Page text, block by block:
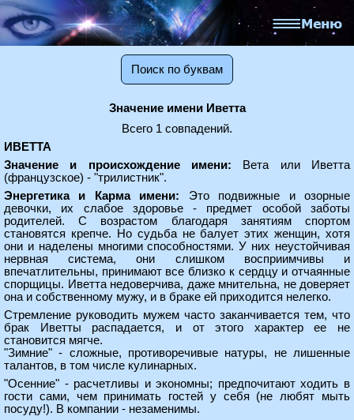
Поиск по буквам
Значение имени Иветта
Всего 1 совпадений.
ИВЕТТА
Значение и происхождение имени:
Вета или Иветта
(французское) - "трилистник".
Энергетика и Карма имени: Это подвижные и озорные
девочки, их слабое здоровье - предмет особой заботы
родителей. С возрастом благодаря занятиям спортом
становятся крепче. Но судьба не балует этих женщин, хотя
они и наделены многими способностями. У них неустойчивая
нервная система, они слишком восприимчивы и
впечатлительны, принимают все близко к сердцу и отчаянные
спорщицы. Иветта недоверчива, даже мнительна, не доверяет
она и собственному мужу, и в браке ей приходится нелегко.
Стремление руководить мужем часто заканчивается тем, что
брак Иветты распадается, и от этого характер ее не
становится мягче.
"Зимние" - сложные, противоречивые натуры, не лишенные
талантов, в том числе кулинарных.
"Осенние" - расчетливы и экономны; предпочитают ходить в
гости сами, чем принимать гостей у себя (не любят мыть
посуду!). В компании - незаменимы.